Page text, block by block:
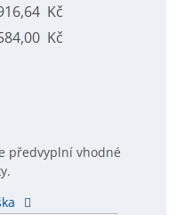
Kč
Kč
předvyplní vhodné